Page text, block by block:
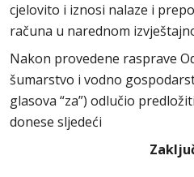
cjelovito i iznosi nalaze i
računa u narednom
Nakon provedene rasprave
šumarstvo i vodno
glasova “za”) odlučio
donese sljedeći